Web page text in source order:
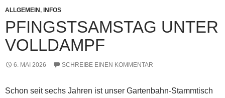
ALLGEMEIN , INFOS
PFINGSTSAMSTAG UNTER
VOLLDAMPF
6. MAI 2026 SCHREIBE EINEN KOMMENTAR
Schon seit sechs Jahren ist unser Gartenbahn-Stammtisch